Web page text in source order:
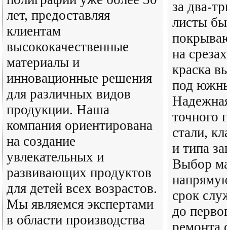
лет, предоставляя
клиентам
высококачественные
материалы и
инновационные решения
для различных видов
продукции. Наша
компания ориентирована
на создание
увлекательных и
развивающих продуктов
для детей всех возрастов.
Мы являемся экспертами
в области производства
за два-
листы
на
краска
под
точного
стали,
и типа
Выбор
срок
до
ремонта